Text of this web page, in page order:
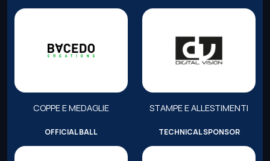
COPPE E MEDAGLIE STAMPE E ALLESTIMENTI
OFFICIAL BALL TECHNICAL SPONSOR